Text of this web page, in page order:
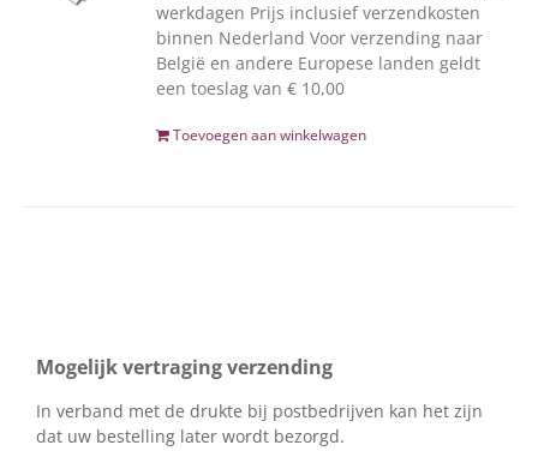
werkdagen Prijs inclusief verzendkosten
binnen Nederland Voor verzending naar
België en andere Europese landen geldt
een toeslag van € 10,00
Toevoegen aan winkelwagen
Mogelijk vertraging verzending
In verband met de drukte bij postbedrijven kan het zijn
dat uw bestelling later wordt bezorgd.